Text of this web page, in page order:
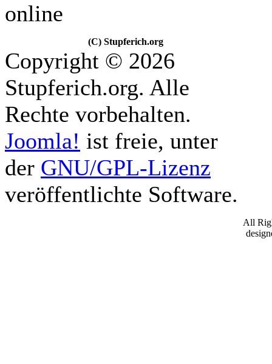
online
(C) Stupferich.org
Copyright © 2026
Stupferich.org. Alle
Rechte vorbehalten.
Joomla! ist freie, unter
der GNU/GPL-Lizenz
veröffentlichte Software.
All